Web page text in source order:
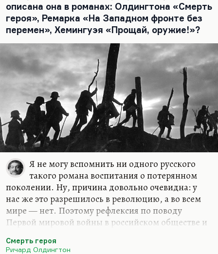
сокращена на треть, если не на половину, но она
очень…
описана она в романах: Олдингтона «Смерть
героя», Ремарка «На Западном фронте без
перемен», Хемингуэя «Прощай, оружие!»?
Я не могу вспомнить ни одного русского
такого романа воспитания о потерянном
поколении. Ну, причина довольно очевидна: у
нас же это разрешилось в революцию, а во всем
мире — нет. Поэтому рефлексия по поводу
Первой мировой войны в российском обществе и
может быть, для Ремарка это поколение было
Смерть героя
Ричард Олдингтон